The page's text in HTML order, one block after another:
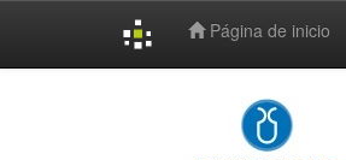
Página de inicio